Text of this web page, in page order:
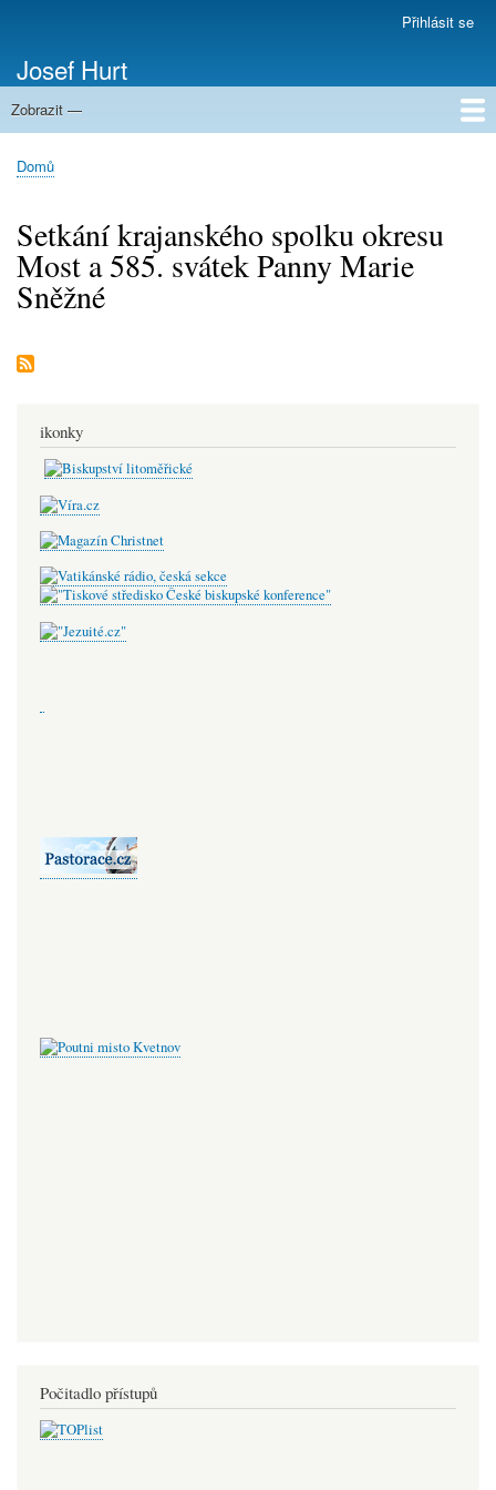
obsahu
uživatelského
účtu
Přihlásit se
Josef Hurt
Zobrazit —
Domů
Drobečková
Domů
Setkání krajanského spolku okresu
Most a 585. svátek Panny Marie
Sněžné
ikonky
Počitadlo přístupů